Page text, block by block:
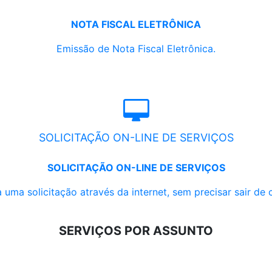
NOTA FISCAL ELETRÔNICA
Emissão de Nota Fiscal Eletrônica.
SOLICITAÇÃO ON-LINE DE SERVIÇOS
SOLICITAÇÃO ON-LINE DE SERVIÇOS
uma solicitação através da internet, sem precisar sair de
SERVIÇOS POR ASSUNTO